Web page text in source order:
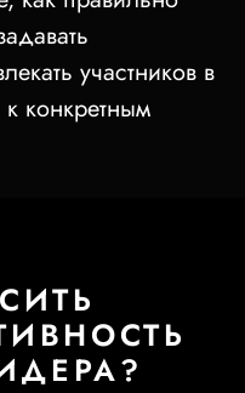
участников в
конкретным